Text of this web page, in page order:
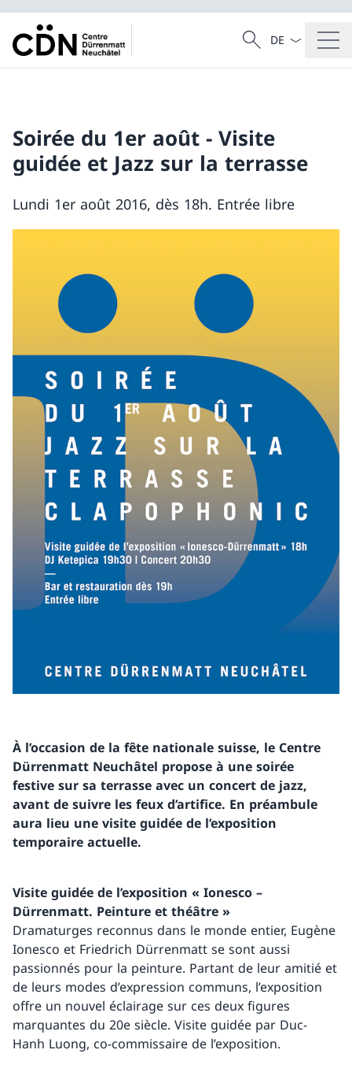
Cercare
Ricerca
Dal menu a
Soirée du 1er août - Visite
guidée et Jazz sur la terrasse
Lundi 1er août 2016, dès 18h. Entrée libre
À l’occasion de la fête nationale suisse, le Centre
Dürrenmatt Neuchâtel propose à une soirée
festive sur sa terrasse avec un concert de jazz,
avant de suivre les feux d’artifice. En préambule
aura lieu une visite guidée de l’exposition
temporaire actuelle.
Visite guidée de l’exposition « Ionesco –
Dürrenmatt. Peinture et théâtre »
Dramaturges reconnus dans le monde entier, Eugène
Ionesco et Friedrich Dürrenmatt se sont aussi
passionnés pour la peinture. Partant de leur amitié et
de leurs modes d’expression communs, l’exposition
offre un nouvel éclairage sur ces deux figures
marquantes du 20e siècle. Visite guidée par Duc-
Hanh Luong, co-commissaire de l’exposition.